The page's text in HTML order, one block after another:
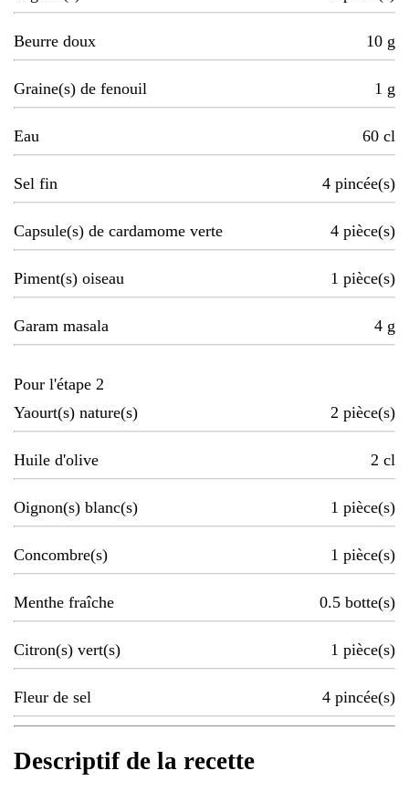
Beurre doux 10 g
Graine(s) de fenouil 1 g
Eau 60 cl
Sel fin 4 pincée(s)
Capsule(s) de cardamome verte 4 pièce(s)
Piment(s) oiseau 1 pièce(s)
Garam masala 4 g
Pour l'étape 2
Yaourt(s) nature(s)
2 pièce(s)
Huile d'olive 2 cl
Oignon(s) blanc(s) 1 pièce(s)
Concombre(s) 1 pièce(s)
Menthe fraîche 0.5 botte(s)
Citron(s) vert(s) 1 pièce(s)
Fleur de sel 4 pincée(s)
Descriptif de la recette